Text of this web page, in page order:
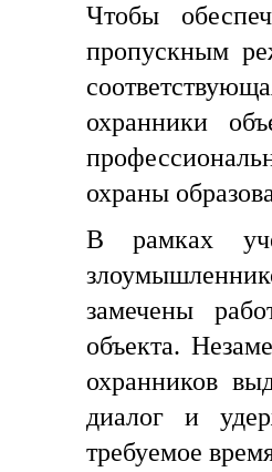
Чтобы
пропускным
охранники
охраны
В рамках
замечены
объекта.
охранников
диалог и
требуемое